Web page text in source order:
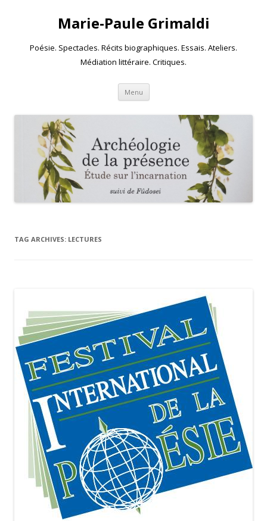
Marie-Paule Grimaldi
Poésie. Spectacles. Récits biographiques. Essais. Ateliers.
Médiation littéraire. Critiques.
Menu Skip to content
TAG ARCHIVES: LECTURES